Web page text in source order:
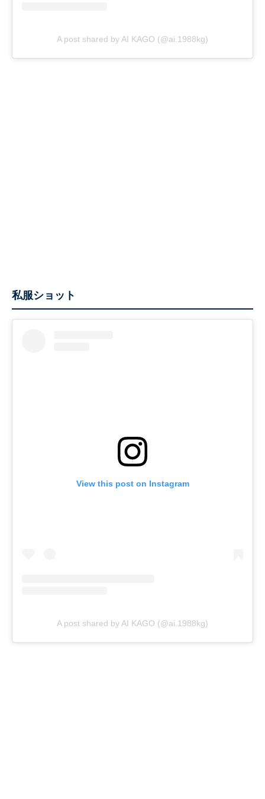
A post shared by AI KAGO (@ai.1988kg)
私服ショット
View this post on Instagram
A post shared by AI KAGO (@ai.1988kg)